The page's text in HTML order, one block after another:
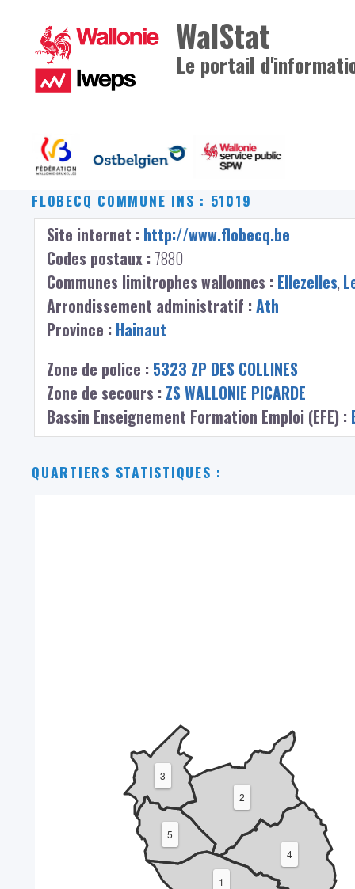
WalStat
Le portail
FLOBECQ COMMUNE INS : 51019
Site internet : http://www.flobecq.be
Codes postaux : 7880
Communes limitrophes wallonnes : Ellezelles,
Arrondissement administratif :Ath
Province : Hainaut
Zone de police : 5323 ZP DES COLLINES
Zone de secours : ZS WALLONIE PICARDE
Bassin Enseignement Formation Emploi (EFE) :
QUARTIERS STATISTIQUES :
1
2
3
4
5